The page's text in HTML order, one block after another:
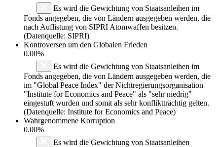
Es wird die Gewichtung von Staatsanleihen im
Fonds angegeben, die von Ländern ausgegeben werden, die
nach Auflistung von SIPRI Atomwaffen besitzen.
(Datenquelle: SIPRI)
Kontroversen um den Globalen Frieden
0.00%
Es wird die Gewichtung von Staatsanleihen im
Fonds angegeben, die von Ländern ausgegeben werden, die
im "Global Peace Index" der Nichtregierungsorganisation
"Institute for Economics and Peace" als "sehr niedrig"
eingestuft wurden und somit als sehr konfliktträchtig gelten.
(Datenquelle: Institute for Economics and Peace)
Wahrgenommene Korruption
0.00%
Es wird die Gewichtung von Staatsanleihen